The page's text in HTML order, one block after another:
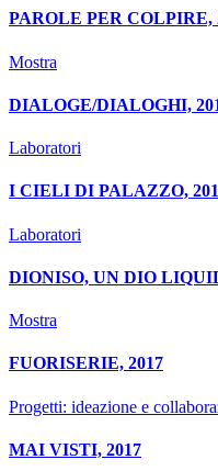
PAROLE PER COLPIRE,
Mostra
DIALOGE/DIALOGHI,
Laboratori
I CIELI DI PALAZZO,
Laboratori
DIONISO, UN DIO
Mostra
FUORISERIE, 2017
Progetti: ideazione e
MAI VISTI, 2017